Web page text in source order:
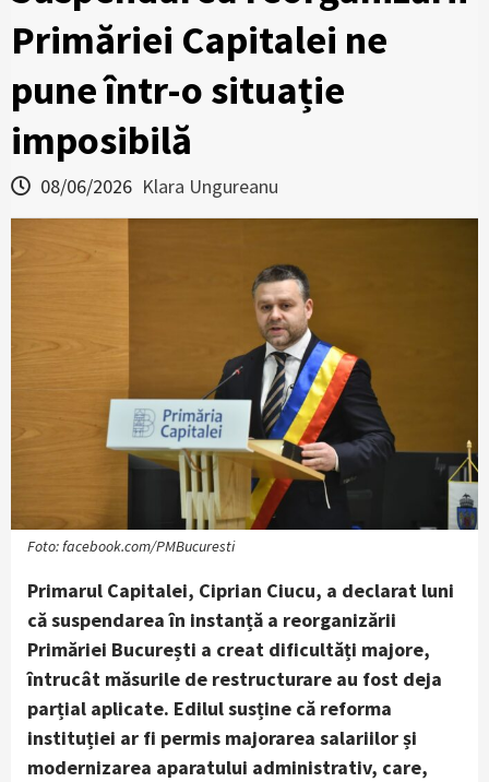
Primăriei Capitalei ne
pune într-o situație
imposibilă
08/06/2026 Klara Ungureanu
Foto: facebook.com/PMBucuresti
Primarul Capitalei, Ciprian Ciucu, a declarat luni
că suspendarea în instanță a reorganizării
Primăriei București a creat dificultăți majore,
întrucât măsurile de restructurare au fost deja
parțial aplicate. Edilul susține că reforma
instituției ar fi permis majorarea salariilor și
modernizarea aparatului administrativ, care,